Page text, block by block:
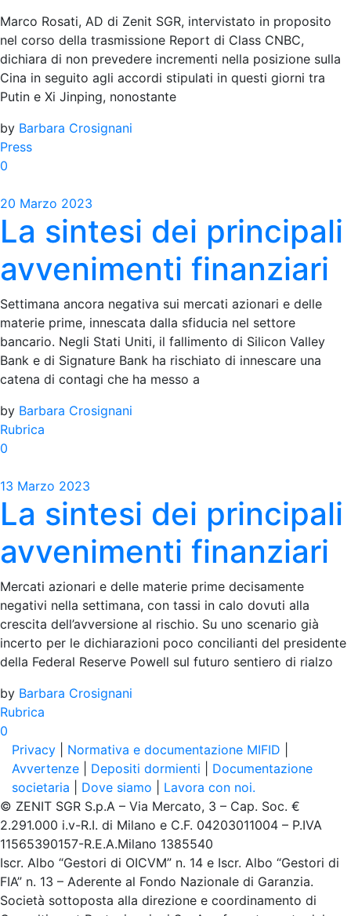
Marco Rosati, AD di Zenit SGR, intervistato in proposito
nel corso della trasmissione Report di Class CNBC,
dichiara di non prevedere incrementi nella posizione sulla
Cina in seguito agli accordi stipulati in questi giorni tra
Putin e Xi Jinping, nonostante
by Barbara Crosignani
Press
0
20 Marzo 2023
La sintesi dei principali
avvenimenti finanziari
Settimana ancora negativa sui mercati azionari e delle
materie prime, innescata dalla sfiducia nel settore
bancario. Negli Stati Uniti, il fallimento di Silicon Valley
Bank e di Signature Bank ha rischiato di innescare una
catena di contagi che ha messo a
by Barbara Crosignani
Rubrica
0
13 Marzo 2023
La sintesi dei principali
avvenimenti finanziari
Mercati azionari e delle materie prime decisamente
negativi nella settimana, con tassi in calo dovuti alla
crescita dell’avversione al rischio. Su uno scenario già
incerto per le dichiarazioni poco concilianti del presidente
della Federal Reserve Powell sul futuro sentiero di rialzo
by Barbara Crosignani
Rubrica
0
Privacy
Normativa e documentazione MIFID
Avvertenze
Depositi dormienti
Documentazione
societaria
Dove siamo
Lavora con noi.
© ZENIT SGR S.p.A – Via Mercato, 3 – Cap. Soc. €
2.291.000 i.v-R.I. di Milano e C.F. 04203011004 – P.IVA
11565390157-R.E.A.Milano 1385540
Iscr. Albo “Gestori di OICVM” n. 14 e Iscr. Albo “Gestori di
FIA” n. 13 – Aderente al Fondo Nazionale di Garanzia.
Società sottoposta alla direzione e coordinamento di